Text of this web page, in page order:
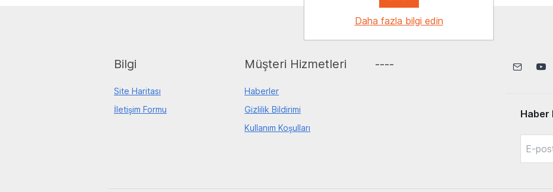
Bilgi
Site Haritası
İletişim Formu
Müşteri Hizmetleri
Haberler
Gizlilik Bildirimi
Kullanım Koşulları
----
Haber
Daha fazla bilgi edin